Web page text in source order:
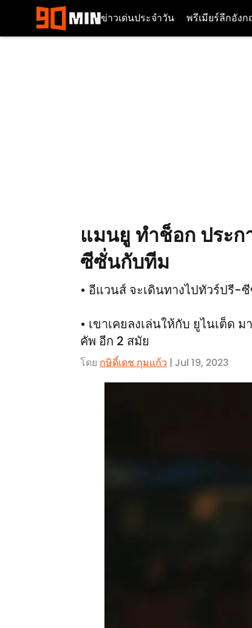
ข่าวเด่นประจำวัน พรีเมียร์ลีกอังก
แมนยู ทำช็อก ประ
ซีซั่นกับทีม
• อีแวนส์ จะเดินทางไปทัวร์ปรี-
• เขาเคยลงเล่นให้กับ ยูไนเต็ด
คัพ อีก 2 สมัย
โดย กษิดิ์เดช กุมแก้ว | Jul 19, 2023